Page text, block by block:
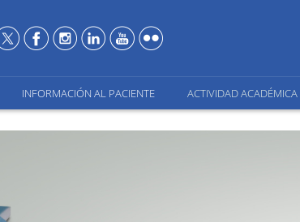
INFORMACIÓN AL PACIENTE ACTIVIDAD ACADÉMICA